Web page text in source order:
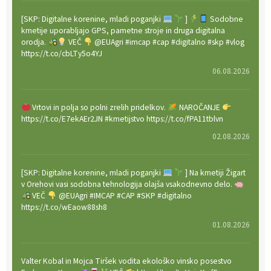
[SKP: Digitalne korenine, mladi poganjki ]
Sodobne
kmetije uporabljajo GPS, pametne stroje in druga digitalna
orodja.
VEČ
@EUAgri #imcap #cap #digitalno #skp #vlog
https://t.co/cbLTy5o4YJ
06.08.2026
Vrtovi in polja so polni zrelih pridelkov.
NAROČANJE
https://t.co/E7ekAEr2JN #kmetijstvo https://t.co/fPA11tblvn
02.08.2026
[SKP: Digitalne korenine, mladi poganjki
] Na kmetiji Žigart
v Orehovi vasi sodobna tehnologija olajša vsakodnevno delo.
VEČ
@EUAgri #IMCAP #CAP #SKP #digitalno
https://t.co/wEaow88sh8
01.08.2026
Valter Kobal in Mojca Tiršek vodita ekološko vinsko posestvo